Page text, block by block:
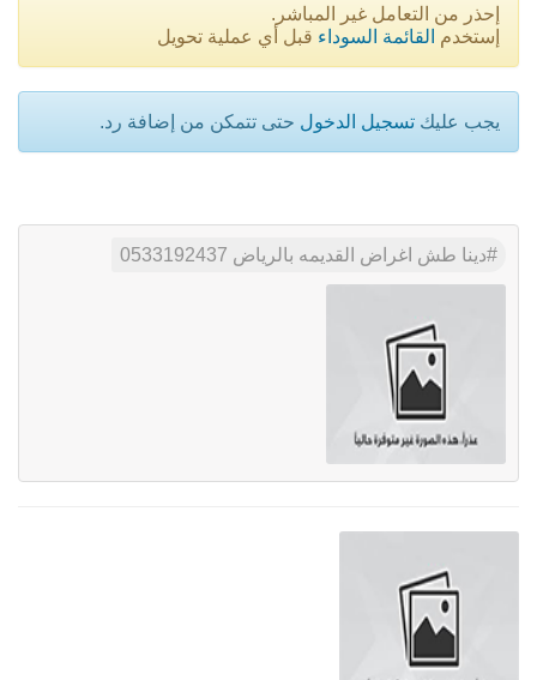
إحذر من التعامل غير المباشر.
إستخدم القائمة السوداء قبل أي عملية تحويل
يجب عليك تسجيل الدخول حتى تتمكن من إضافة رد.
دينا طش اغراض القديمه بالرياض 0533192437